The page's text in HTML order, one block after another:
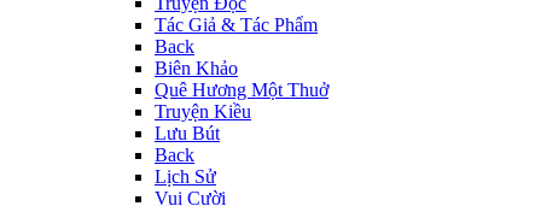
Tác Giả & Tác Phẩm
Back
Biên Khảo
Quê Hương Một Thuở
Truyện Kiều
Lưu Bút
Back
Lịch Sử
Vui Cười